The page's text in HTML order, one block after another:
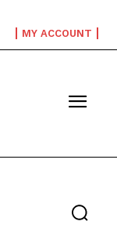
MY ACCOUNT